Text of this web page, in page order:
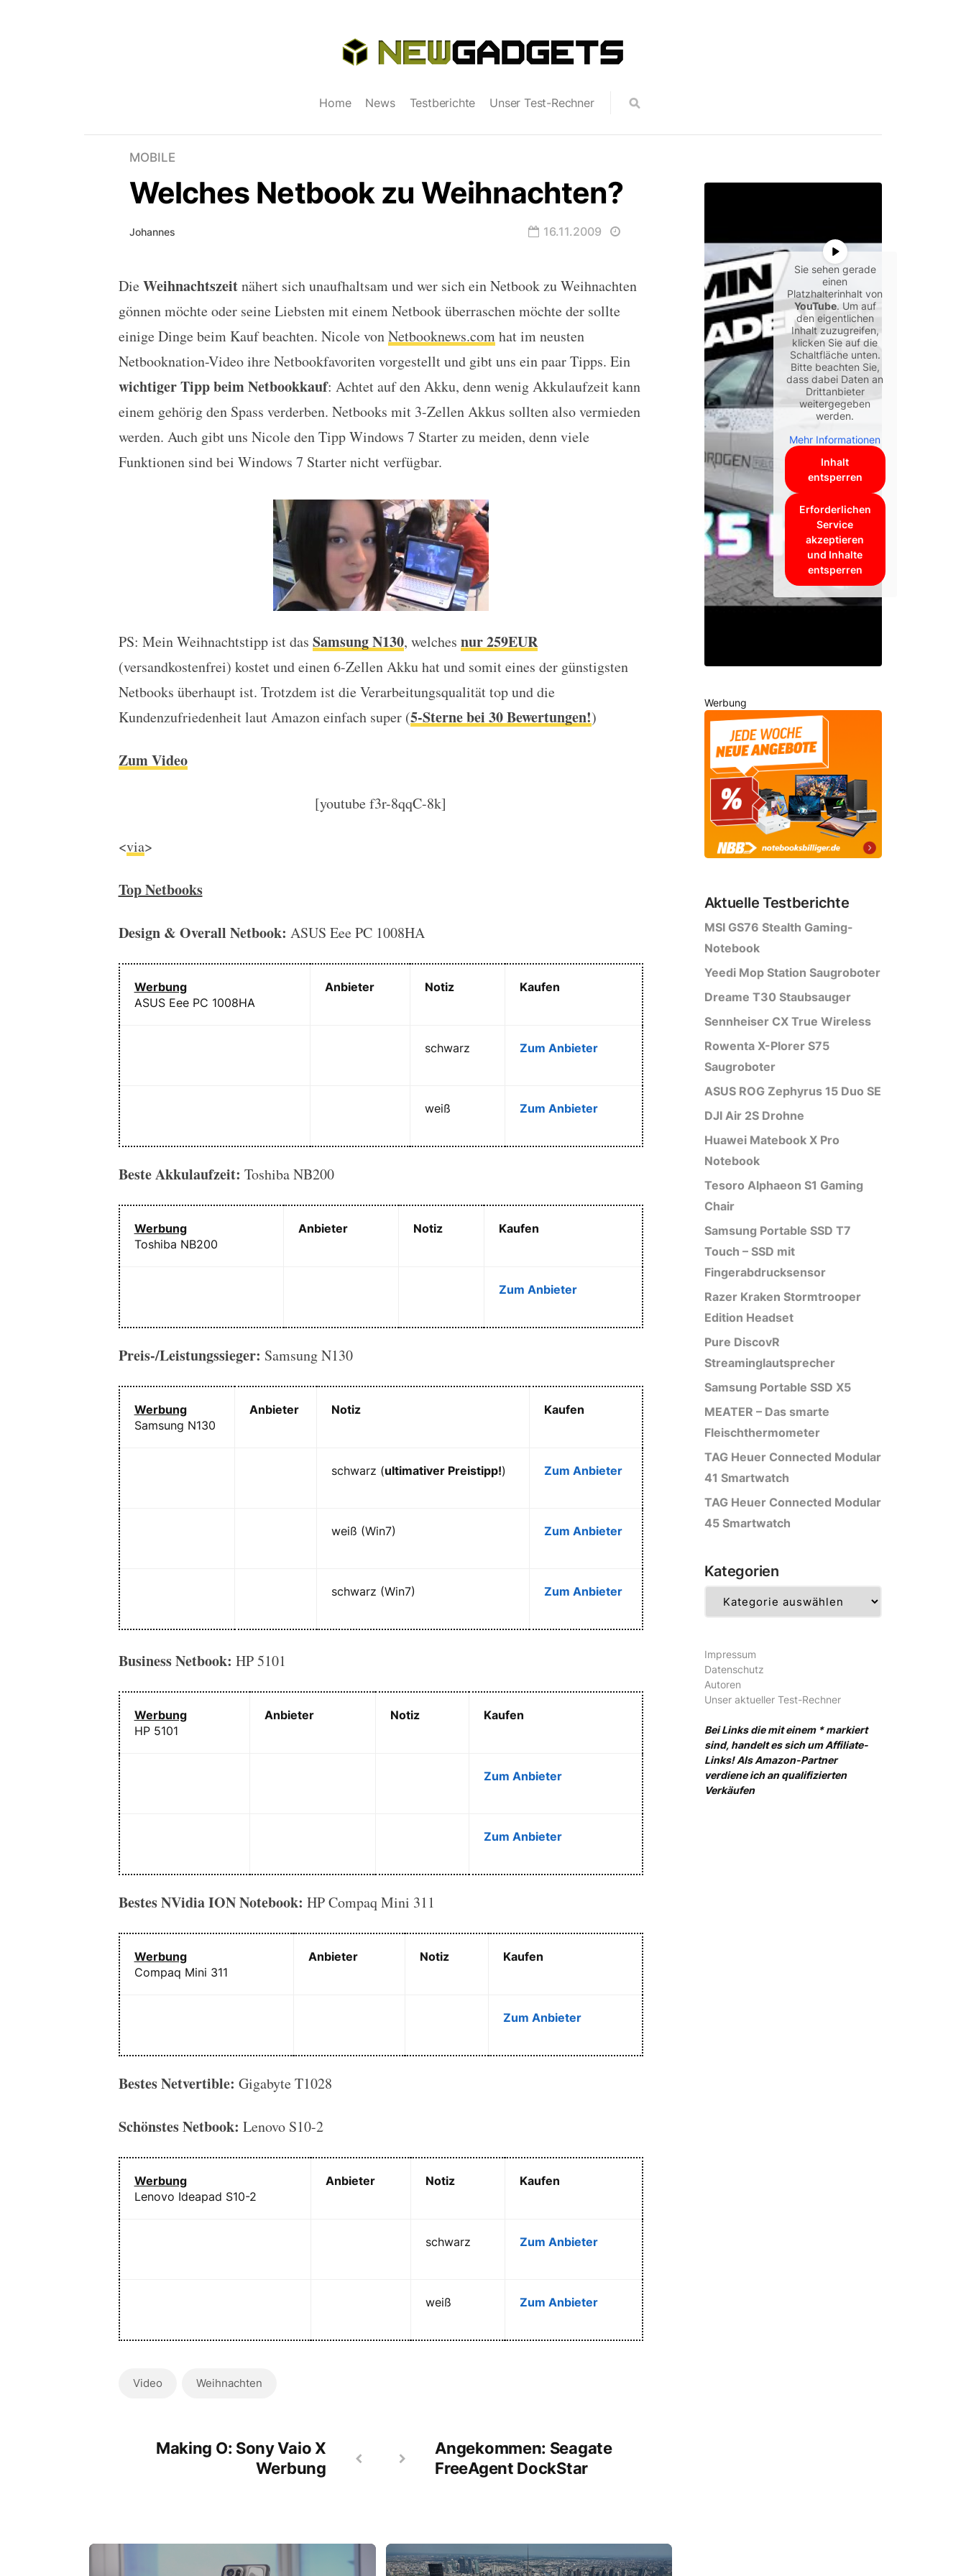
Home News Testberichte Unser Test-Rechner
MOBILE
Welches Netbook zu Weihnachten?
Johannes 16.11.2009
Welches Netbook zu Weihnachten?
DieWeihnachtszeitnähert sich unaufhaltsam und wer sich ein Netbook zu Weihnachten
gönnen möchte oder seine Liebsten mit einem Netbook überraschen möchte der sollte
einige Dinge beim Kauf beachten. Nicole vonNetbooknews.comhat im neusten
Netbooknation-Video ihre Netbookfavoriten vorgestellt und gibt uns ein paar Tipps. Ein
wichtiger Tipp beim Netbookkauf: Achtet auf den Akku, denn wenig Akkulaufzeit kann
einem gehörig den Spass verderben. Netbooks mit 3-Zellen Akkus sollten also vermieden
werden. Auch gibt uns Nicole den Tipp Windows 7 Starter zu meiden, denn viele
Funktionen sind bei Windows 7 Starter nicht verfügbar.
PS: Mein Weihnachtstipp ist das Samsung N130, welches nur 259EUR
(versandkostenfrei) kostet und einen 6-Zellen Akku hat und somit eines der günstigsten
Netbooks überhaupt ist. Trotzdem ist die Verarbeitungsqualität top und die
Kundenzufriedenheit laut Amazon einfach super (5-Sterne bei 30 Bewertungen!)
Zum Video
[youtube f3r-8qqC-8k]
<via>
Top Netbooks
Design & Overall Netbook: ASUS Eee PC 1008HA
Werbung
ASUS Eee PC 1008HA
Anbieter Notiz Kaufen
schwarz Zum Anbieter
weiß Zum Anbieter
Beste Akkulaufzeit: Toshiba NB200
Werbung
Toshiba NB200
Anbieter Notiz Kaufen
Zum Anbieter
Preis-/Leistungssieger: Samsung N130
Werbung
Samsung N130
Anbieter Notiz Kaufen
schwarz (ultimativer Preistipp!) Zum Anbieter
weiß (Win7) Zum Anbieter
schwarz (Win7) Zum Anbieter
Business Netbook: HP 5101
Werbung
HP 5101
Anbieter Notiz Kaufen
Zum Anbieter
Zum Anbieter
Bestes NVidia ION Notebook: HP Compaq Mini 311
Werbung
Compaq Mini 311
Anbieter Notiz Kaufen
Zum Anbieter
Bestes Netvertible: Gigabyte T1028
Schönstes Netbook: Lenovo S10-2
Werbung
Lenovo Ideapad S10-2
Anbieter Notiz Kaufen
schwarz Zum Anbieter
weiß Zum Anbieter
Video Weihnachten
Making O: Sony Vaio X
Werbung
Angekommen: Seagate
FreeAgent DockStar
Sie sehen gerade
einen
Platzhalterinhalt von
YouTube. Um auf
den eigentlichen
Inhalt zuzugreifen,
klicken Sie auf die
Schaltfläche unten.
Bitte beachten Sie,
dass dabei Daten an
Drittanbieter
weitergegeben
werden.
Mehr Informationen
Inhalt
entsperren
Erforderlichen
Service
akzeptieren
und Inhalte
entsperren
Werbung
Aktuelle Testberichte
MSI GS76 Stealth Gaming-
Notebook
Yeedi Mop Station Saugroboter
Dreame T30 Staubsauger
Sennheiser CX True Wireless
Rowenta X-Plorer S75
Saugroboter
ASUS ROG Zephyrus 15 Duo SE
DJI Air 2S Drohne
Huawei Matebook X Pro
Notebook
Tesoro Alphaeon S1 Gaming
Chair
Samsung Portable SSD T7
Touch – SSD mit
Fingerabdrucksensor
Razer Kraken Stormtrooper
Edition Headset
Pure DiscovR
Streaminglautsprecher
Samsung Portable SSD X5
MEATER – Das smarte
Fleischthermometer
TAG Heuer Connected Modular
41 Smartwatch
TAG Heuer Connected Modular
45 Smartwatch
Kategorien
Impressum
Datenschutz
Autoren
Unser aktueller Test-Rechner
Bei Links die mit einem * markiert
sind, handelt es sich um Affiliate-
Links! Als Amazon-Partner
verdiene ich an qualifizierten
Verkäufen